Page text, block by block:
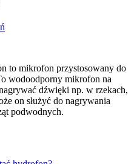
to mikrofon przystosowany do
wodoodporny mikrofon na
dźwięki np. w rzekach,
on służyć do nagrywania
podwodnych.